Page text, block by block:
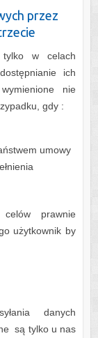
przez
tylko w celach
ich
nie
gdy :
umowy
prawnie
użytkownik by
danych
są tylko u nas